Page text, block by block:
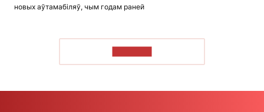
новых аўтамабіляў, чым годам раней